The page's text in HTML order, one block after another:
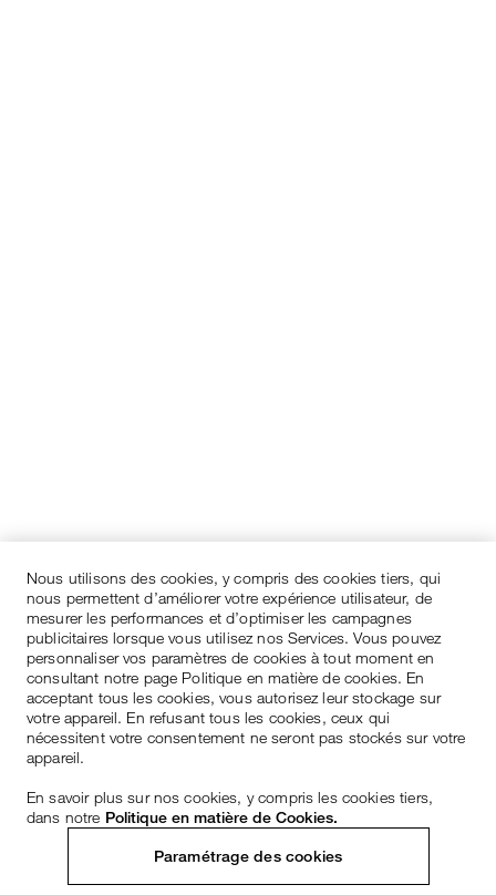
Nous utilisons des cookies, y compris des cookies tiers, qui
nous permettent d’améliorer votre expérience utilisateur, de
mesurer les performances et d’optimiser les campagnes
publicitaires lorsque vous utilisez nos Services. Vous pouvez
personnaliser vos paramètres de cookies à tout moment en
consultant notre page Politique en matière de cookies. En
acceptant tous les cookies, vous autorisez leur stockage sur
votre appareil. En refusant tous les cookies, ceux qui
nécessitent votre consentement ne seront pas stockés sur votre
appareil.
En savoir plus sur nos cookies, y compris les cookies tiers,
dans notre Politique en matière de Cookies.
Paramétrage des cookies